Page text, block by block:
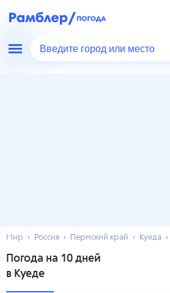
Введите город или место
Мир Россия Пермский край Куеда
Погода на 10 дней
в Куеде